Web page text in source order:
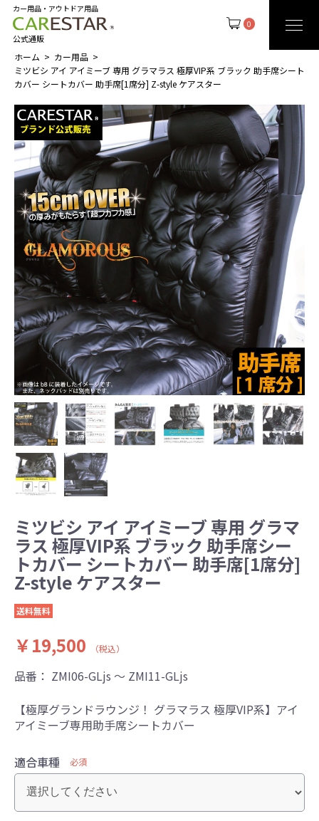
0
カー用品・アウトドア用品
公式通販
ホーム
カー用品
ミツビシ アイ アイミーブ 専用 グラマラス 極厚VIP系 ブラック 助手席シート
カバー シートカバー 助手席[1席分] Z-style ケアスター
ミツビシ アイ アイミーブ 専用 グラマ
ラス 極厚VIP系 ブラック 助手席シー
トカバー シートカバー 助手席[1席分]
Z-style ケアスター
送料無料
￥19,500 （税込）
品番： ZMI06-GLjs ～ ZMI11-GLjs
【極厚グランドラウンジ！ グラマラス 極厚VIP系】アイ
アイミーブ専用助手席シートカバー
適合車種 必須